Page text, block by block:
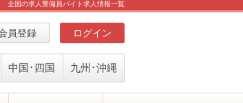
全国の求人警備員バイト求人情報一覧
員登録 ログイン
中国･四国 九州･沖縄